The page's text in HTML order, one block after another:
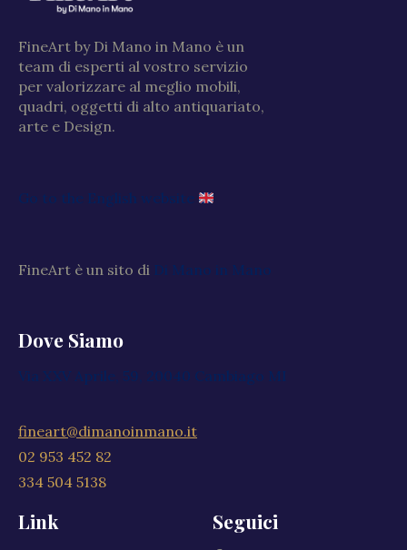
FineArt by Di Mano in Mano è un
team di esperti al vostro servizio
per valorizzare al meglio mobili,
quadri, oggetti di alto antiquariato,
arte e Design.
Go to the English website
FineArt è un sito di Di Mano in Mano
Dove Siamo
Via XXV Aprile, 59, 20040 Cambiago MI
fineart@dimanoinmano.it
02 953 452 82
334 504 5138
Link Seguici